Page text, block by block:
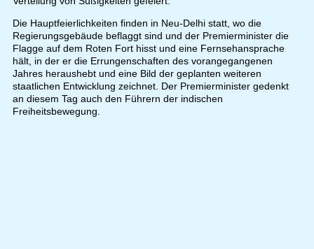
Die Hauptfeierlichkeiten finden in Neu-Delhi statt, wo die
Regierungsgebäude beflaggt sind und der Premierminister die
Flagge auf dem Roten Fort hisst und eine Fernsehansprache
hält, in der er die Errungenschaften des vorangegangenen
Jahres heraushebt und eine Bild der geplanten weiteren
staatlichen Entwicklung zeichnet. Der Premierminister gedenkt
an diesem Tag auch den Führern der indischen
Freiheitsbewegung.